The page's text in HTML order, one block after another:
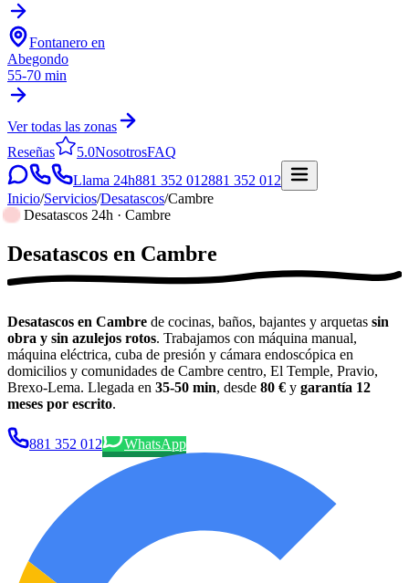
Fontanero en
Abegondo
55-70 min
Ver todas las zonas
Reseñas
5.0NosotrosFAQ
Llama 24h881 352 012881 352 012
Inicio/Servicios/Desatascos/Cambre
Desatascos 24h · Cambre
Desatascos en Cambre
Desatascos en Cambre de cocinas, baños, bajantes y arquetas sin
obra y sin azulejos rotos. Trabajamos con máquina manual,
máquina eléctrica, cuba de presión y cámara endoscópica en
domicilios y comunidades de Cambre centro, El Temple, Pravio,
Brexo-Lema. Llegada en 35-50 min, desde 80 € y garantía 12
meses por escrito.
881 352 012 WhatsApp